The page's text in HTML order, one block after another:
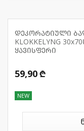
დეკორატიული
KLOKKELYNG
ყავისფერი
59,90 ₾
NEW